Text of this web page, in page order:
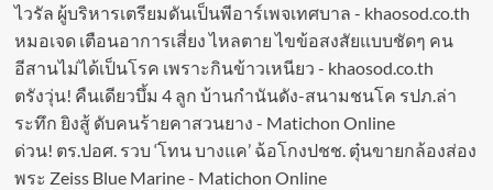
ไวรัล ผู้บริหารเตรียมดันเป็นพีอาร์เพจเทศบาล - khaosod.co.th
หมอเจด เตือนอาการเสี่ยง ไหลตาย ไขข้อสงสัยแบบชัดๆ คน
อีสานไม่ได้เป็นโรค เพราะกินข้าวเหนียว - khaosod.co.th
ตรังวุ่น! คืนเดียวบึ้ม 4 ลูก บ้านกำนันดัง-สนามชนโค รปภ.ล่า
ระทึก ยิงสู้ ดับคนร้ายคาสวนยาง - Matichon Online
ด่วน! ตร.ปอศ. รวบ ‘โทน บางแค’ ฉ้อโกงปชช. ตุ๋นขายกล้องส่อง
พระ Zeiss Blue Marine - Matichon Online